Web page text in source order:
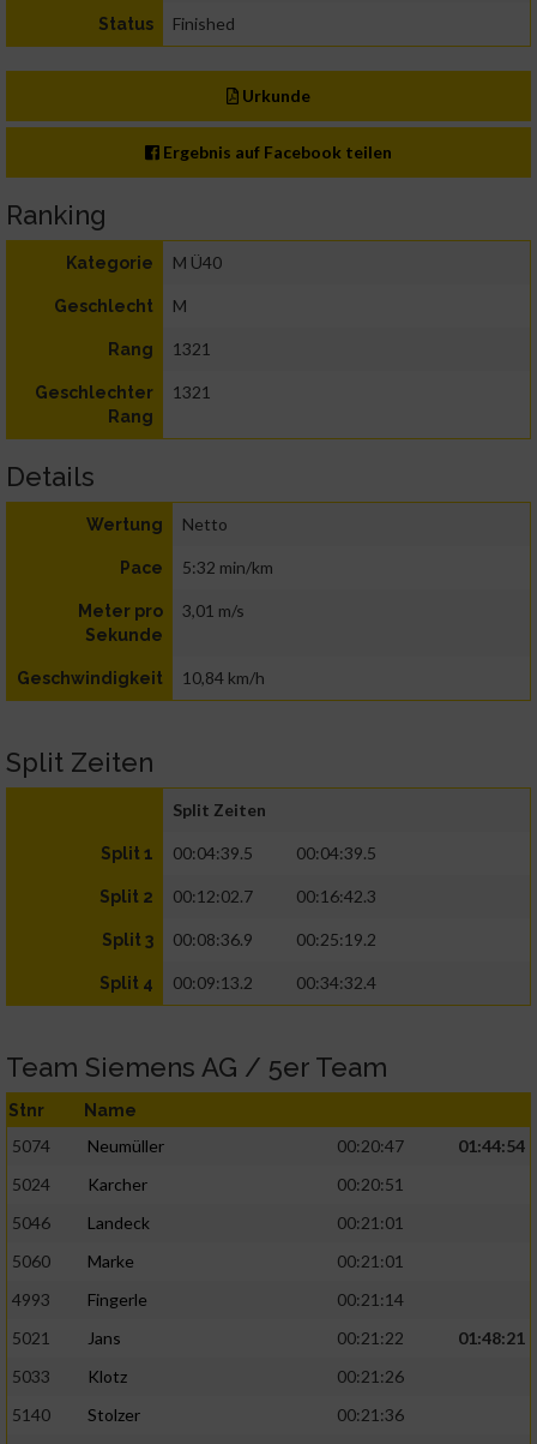
Status Finished
Urkunde
Ergebnis auf Facebook teilen
Ranking
Kategorie M Ü40
Geschlecht M
Rang 1321
Geschlechter
Rang
1321
Details
Wertung Netto
Pace 5:32 min/km
Meter pro
Sekunde
3,01 m/s
Geschwindigkeit 10,84 km/h
Split Zeiten
Split Zeiten
Split 1 00:04:39.5 00:04:39.5
Split 2 00:12:02.7 00:16:42.3
Split 3 00:08:36.9 00:25:19.2
Split 4 00:09:13.2 00:34:32.4
Team Siemens AG / 5er Team
Stnr Name
5074 Neumüller 00:20:47
01:44:54
5024
Karcher
00:20:51
5046
Landeck
00:21:01
5060
Marke
00:21:01
4993
Fingerle
00:21:14
5021
Jans 00:21:22
01:48:21
5033
Klotz
00:21:26
5140
Stolzer
00:21:36